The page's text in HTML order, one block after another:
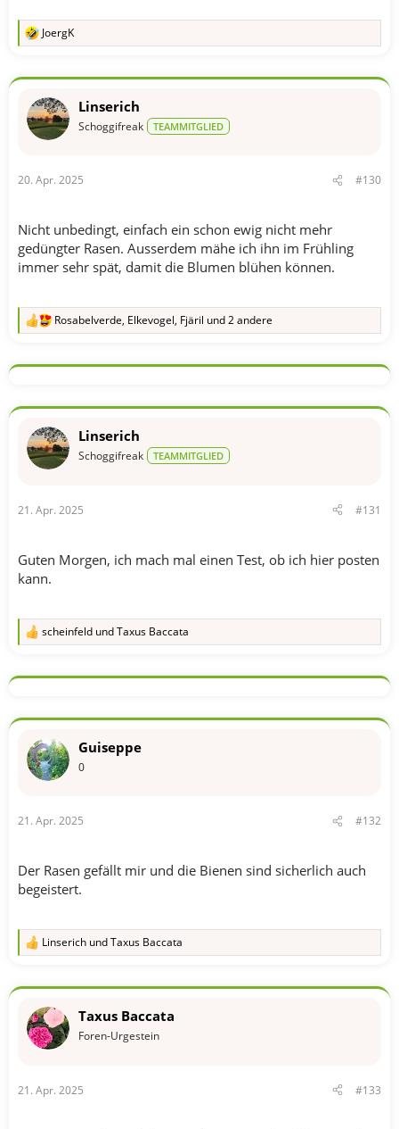
R
k
o
:
JoergK
Linserich
Schoggifreak TEAMMITGLIED
20. Apr. 2025 #130
Nicht unbedingt, einfach ein schon ewig nicht mehr
gedüngter Rasen. Ausserdem mähe ich ihn im Frühling
immer sehr spät, damit die Blumen blühen können.
R
k
o
e
n
Rosabelverde, Elkevogel, Fjäril und 2 andere
Linserich
Schoggifreak TEAMMITGLIED
21. Apr. 2025 #131
Guten Morgen, ich mach mal einen Test, ob ich hier posten
kann.
R
k
o
e
n
scheinfeld undTaxus Baccata
Guiseppe
0
21. Apr. 2025 #132
Der Rasen gefällt mir und die Bienen sind sicherlich auch
begeistert.
R
k
o
:
Linserich undTaxus Baccata
Taxus Baccata
Foren-Urgestein
21. Apr. 2025 #133